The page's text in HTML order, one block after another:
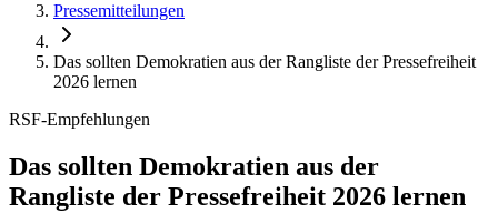
Pressemitteilungen
Das sollten Demokratien aus der Rangliste der Pressefreiheit
2026 lernen
RSF-Empfehlungen
Das sollten Demokratien aus der
Rangliste der Pressefreiheit 2026 lernen